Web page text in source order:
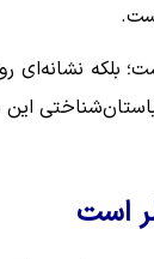
بلکه نشانه‌ای
باستان‌شناختی
است